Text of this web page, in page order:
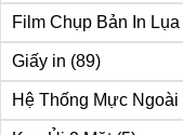
Film Chụp Bản In Lụa
Giấy in (89)
Hệ Thống Mực Ngoài